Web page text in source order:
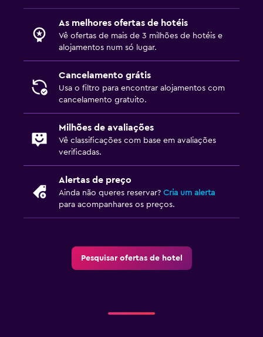
As melhores ofertas de hotéis
Vê ofertas de mais de 3 milhões de hotéis e
alojamentos num só lugar.
Cancelamento grátis
Usa o filtro para encontrar alojamentos com
cancelamento gratuito.
Milhões de avaliações
Vê classificações com base em avaliações
verificadas.
Alertas de preço
Ainda não queres reservar? Cria um alerta
para acompanhares os preços.
Pesquisar ofertas de hotel